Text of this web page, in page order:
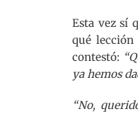
Esta vez sí
qué lección
contestó:
ya hemos
“No,